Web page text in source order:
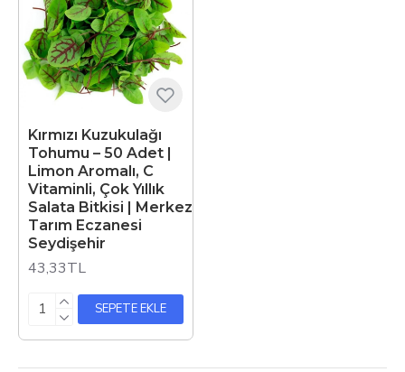
Kırmızı Kuzukulağı
Tohumu – 50 Adet |
Limon Aromalı, C
Vitaminli, Çok Yıllık
Salata Bitkisi | Merkez
Tarım Eczanesi
Seydişehir
43,33TL
SEPETE EKLE